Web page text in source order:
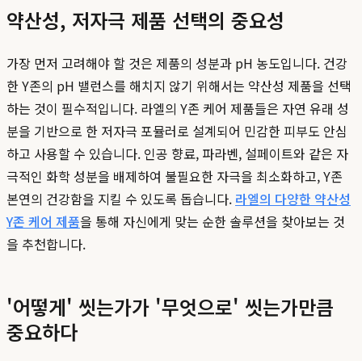
약산성, 저자극 제품 선택의 중요성
가장 먼저 고려해야 할 것은 제품의 성분과 pH 농도입니다. 건강
한 Y존의 pH 밸런스를 해치지 않기 위해서는 약산성 제품을 선택
하는 것이 필수적입니다. 라엘의 Y존 케어 제품들은 자연 유래 성
분을 기반으로 한 저자극 포뮬러로 설계되어 민감한 피부도 안심
하고 사용할 수 있습니다. 인공 향료, 파라벤, 설페이트와 같은 자
극적인 화학 성분을 배제하여 불필요한 자극을 최소화하고, Y존
본연의 건강함을 지킬 수 있도록 돕습니다. 라엘의 다양한 약산성
Y존 케어 제품을 통해 자신에게 맞는 순한 솔루션을 찾아보는 것
을 추천합니다.
'어떻게' 씻는가가 '무엇으로' 씻는가만큼
중요하다